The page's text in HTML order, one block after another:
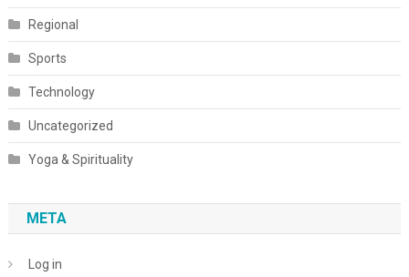
Regional
Sports
Technology
Uncategorized
Yoga & Spirituality
META
Log in